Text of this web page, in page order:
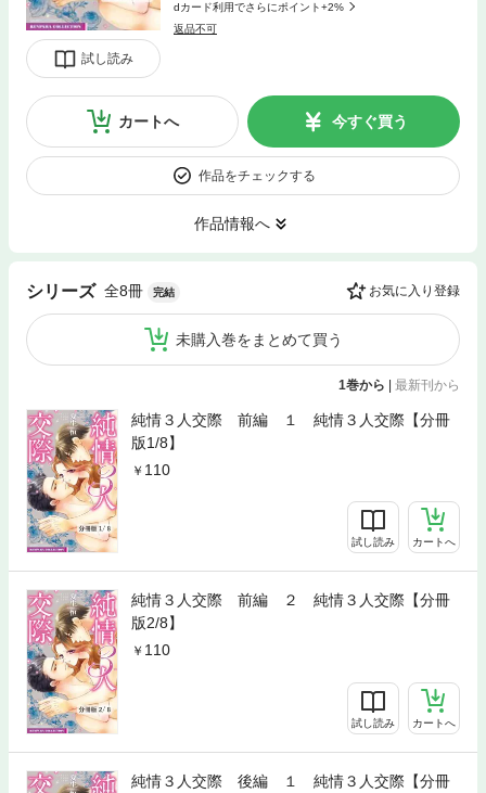
試し読み
dカード利用でさらにポイント+2%
返品不可
カートへ 今すぐ買う
作品をチェックする
作品情報へ
シリーズ 全8冊 完結 お気に入り登録
未購入巻をまとめて買う
1巻から 最新刊から
純情３人交際 前編 １ 純情３人交際【分冊
版1/8】
110
試し読み カートへ
純情３人交際 前編 ２ 純情３人交際【分冊
版2/8】
110
試し読み カートへ
純情３人交際 後編 １ 純情３人交際【分冊